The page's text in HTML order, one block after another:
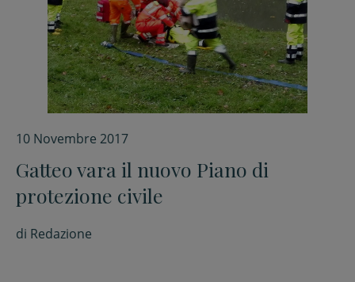
10 Novembre 2017
Gatteo vara il nuovo Piano di
protezione civile
di Redazione